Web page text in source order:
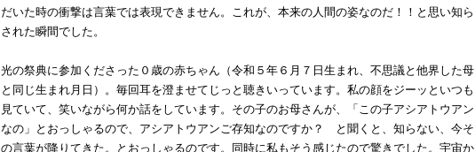
だいた時の衝撃は言葉では表現できません。これが、本来の人間の姿なのだ！！と思い知ら
された瞬間でした。
光の祭典に参加くださった０歳の赤ちゃん（令和５年６月７日生まれ、不思議と他界した母
と同じ生まれ月日）。毎回耳を澄ませてじっと聴きいっています。私の顔をジーッといつも
見ていて、笑いながら何か話をしています。その子のお母さんが、「この子アシアトウアン
なの」とおっしゃるので、アシアトウアンご存知なのですか？ と聞くと、知らない、今そ
の言葉が降りてきた。とおっしゃるのです。同時に私もそう感じたので驚きでした。宇宙か